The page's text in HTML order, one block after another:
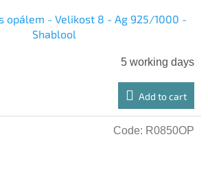
opálem - Velikost 8 - Ag 925/1000 -
Shablool
5 working days
Add to cart
Code: R0850OP